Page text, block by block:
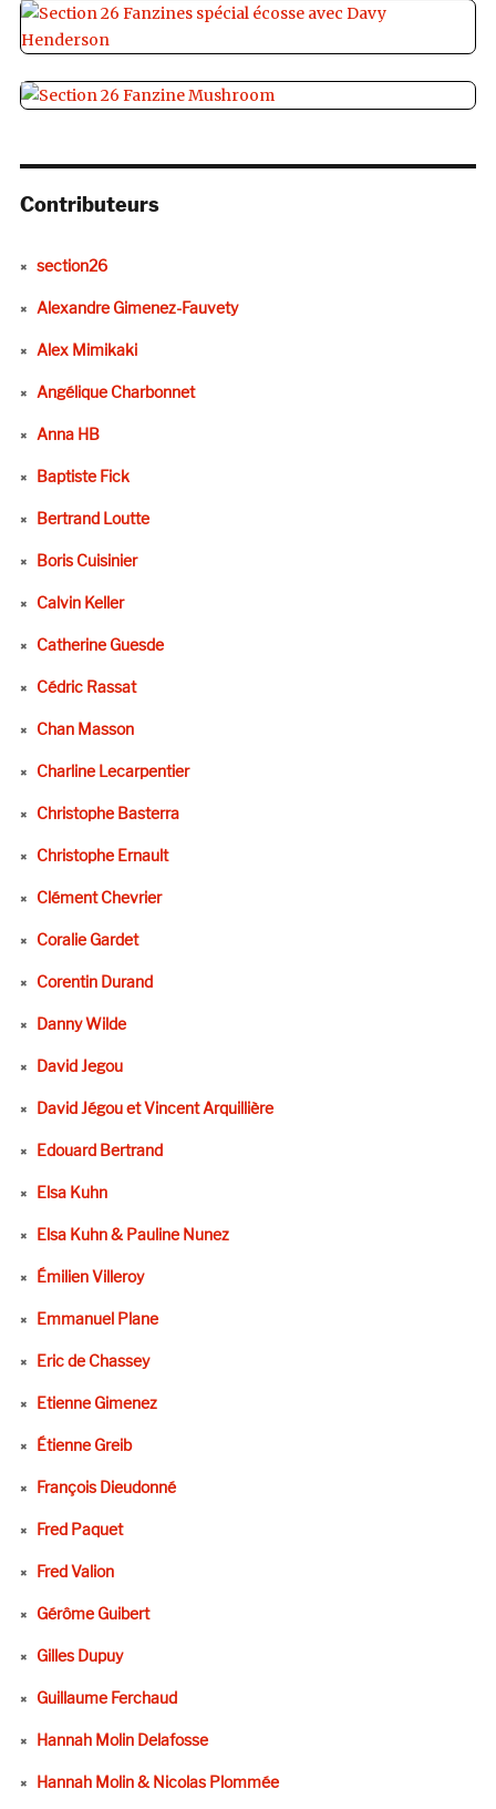
Contributeurs
section26
Alexandre Gimenez-Fauvety
Alex Mimikaki
Angélique Charbonnet
Anna HB
Baptiste Fick
Bertrand Loutte
Boris Cuisinier
Calvin Keller
Catherine Guesde
Cédric Rassat
Chan Masson
Charline Lecarpentier
Christophe Basterra
Christophe Ernault
Clément Chevrier
Coralie Gardet
Corentin Durand
Danny Wilde
David Jegou
David Jégou et Vincent Arquillière
Edouard Bertrand
Elsa Kuhn
Elsa Kuhn & Pauline Nunez
Émilien Villeroy
Emmanuel Plane
Eric de Chassey
Etienne Gimenez
Étienne Greib
François Dieudonné
Fred Paquet
Fred Valion
Gérôme Guibert
Gilles Dupuy
Guillaume Ferchaud
Hannah Molin Delafosse
Hannah Molin & Nicolas Plommée